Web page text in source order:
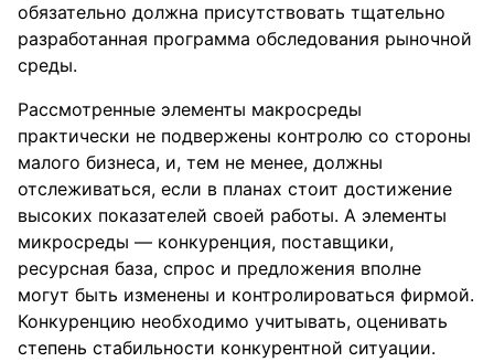
обязательно должна присутствовать тщательно
разработанная программа обследования рыночной
среды.
Рассмотренные элементы макросреды
практически не подвержены контролю со стороны
малого бизнеса, и, тем не менее, должны
отслеживаться, если в планах стоит достижение
высоких показателей своей работы. А элементы
микросреды — конкуренция, поставщики,
ресурсная база, спрос и предложения вполне
могут быть изменены и контролироваться фирмой.
Конкуренцию необходимо учитывать, оценивать
степень стабильности конкурентной ситуации.